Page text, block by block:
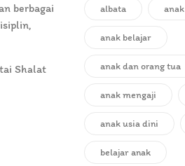
berbagai
Shalat
albata anak
anak belajar
anak dan orang tua
anak mengaji
anak usia dini
belajar anak